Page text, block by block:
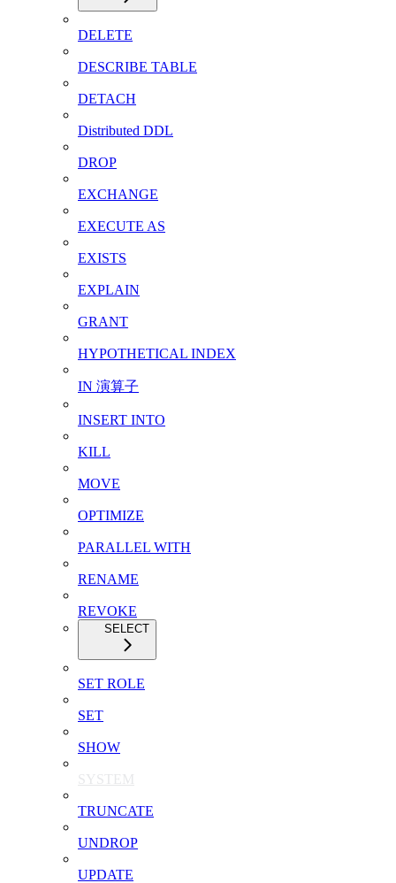
DELETE
DESCRIBE TABLE
DETACH
Distributed DDL
DROP
EXCHANGE
EXECUTE AS
EXISTS
EXPLAIN
GRANT
HYPOTHETICAL INDEX
IN 演算子
INSERT INTO
KILL
MOVE
OPTIMIZE
PARALLEL WITH
RENAME
REVOKE
SELECT
SET ROLE
SET
SHOW
SYSTEM
TRUNCATE
UNDROP
UPDATE